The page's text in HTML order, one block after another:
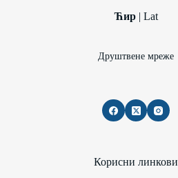
Ћир| Lat
Друштвене мреже
Корисни линкови